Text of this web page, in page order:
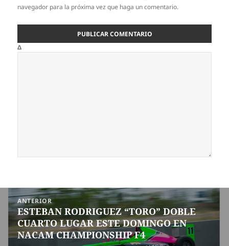
navegador para la próxima vez que haga un comentario.
Δ
Navegación
de
entradas
ANTERIOR
Entrada
anterior:
ESTEBAN RODRIGUEZ “TORO” DOBLE
CUARTO LUGAR ESTE DOMINGO EN
NACAM CHAMPIONSHIP F4